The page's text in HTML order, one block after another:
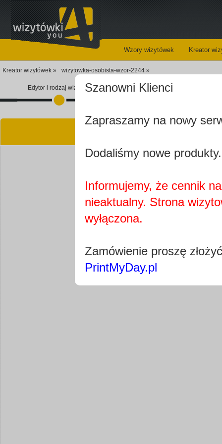
Wzory wizytówek Kreator
Kreator wizytówek » wizytowka-osobista-wzor-2244 »
Edytor i rodzaj wizytówkiSzanowni Klienci
Zapraszamy na nowy
Dodaliśmy nowe
Informujemy, że cennik
nieaktualny. Strona
wyłączona.
Zamówienie proszę
PrintMyDay.pl